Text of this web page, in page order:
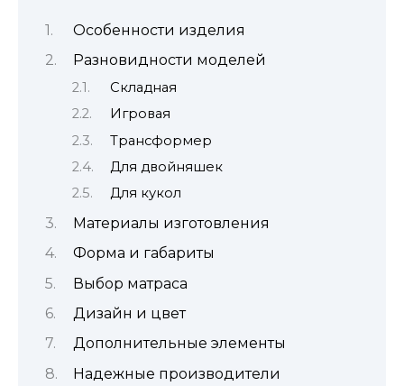
Особенности изделия
Разновидности моделей
Складная
Игровая
Трансформер
Для двойняшек
Для кукол
Материалы изготовления
Форма и габариты
Выбор матраса
Дизайн и цвет
Дополнительные элементы
Надежные производители